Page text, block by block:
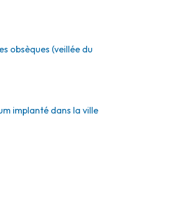
obsèques (veillée du
implanté dans la ville